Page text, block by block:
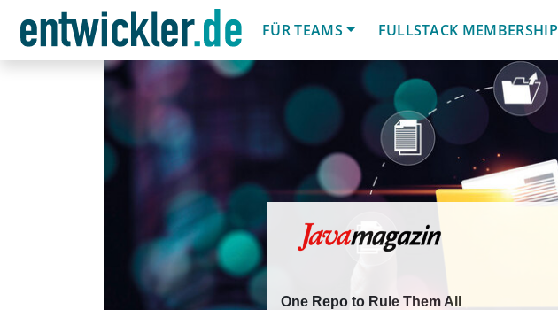
FÜR TEAMS
FULLSTACK MEMBERSHIP
One Repo to Rule Them All